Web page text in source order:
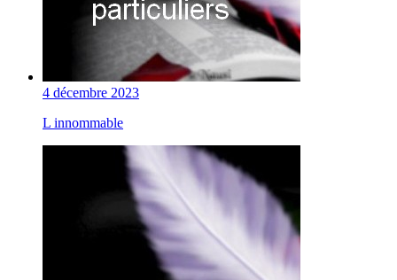
4 décembre 2023
L innommable